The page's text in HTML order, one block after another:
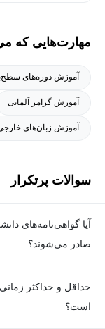
مهارت‌هایی که
آموزش دوره‌های
آموزش گرامر آلمانی
آموزش زبان‌های
سوالات پرتکرار
آیا گواهی‌نامه‌های
صادر می‌شوند؟
حداقل و حداکثر
است؟